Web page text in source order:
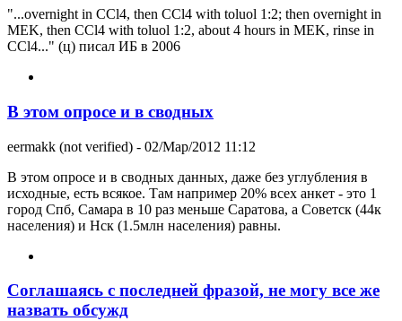
"...overnight in CCl4, then CCl4 with toluol 1:2; then overnight in
MEK, then CCl4 with toluol 1:2, about 4 hours in MEK, rinse in
CCl4..." (ц) писал ИБ в 2006
В этом опросе и в сводных
eermakk (not verified) - 02/Мар/2012 11:12
В этом опросе и в сводных данных, даже без углубления в
исходные, есть всякое. Там например 20% всех анкет - это 1
город Спб, Самара в 10 раз меньше Саратова, а Советск (44к
населения) и Нск (1.5млн населения) равны.
Соглашаясь с последней фразой, не могу все же
назвать обсужд